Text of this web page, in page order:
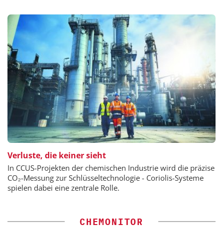
Verluste, die keiner sieht
In CCUS-Projekten der chemischen Industrie wird die präzise
CO₂-Messung zur Schlüsseltechnologie - Coriolis-Systeme
spielen dabei eine zentrale Rolle.
CHEMONITOR